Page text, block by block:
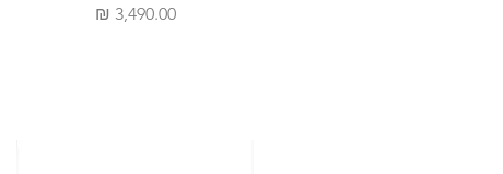
מחיר‏3,490.00 ‏₪